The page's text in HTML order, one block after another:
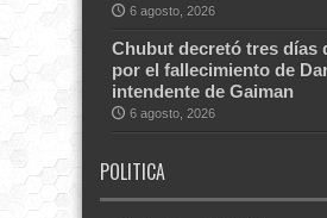
6 agosto, 2026
Chubut decretó tres días
por el fallecimiento de
intendente de Gaiman
6 agosto, 2026
POLITICA